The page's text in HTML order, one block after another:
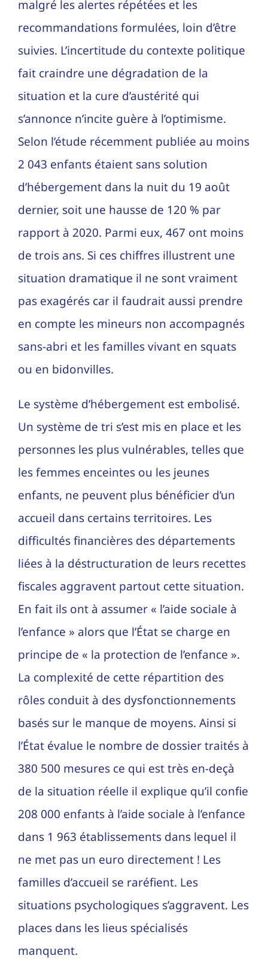
malgré les alertes répétées et les
recommandations formulées, loin d’être
suivies. L’incertitude du contexte politique
fait craindre une dégradation de la
situation et la cure d’austérité qui
s’annonce n’incite guère à l’optimisme.
Selon l’étude récemment publiée au moins
2 043 enfants étaient sans solution
d’hébergement dans la nuit du 19 août
dernier, soit une hausse de 120 % par
rapport à 2020. Parmi eux, 467 ont moins
de trois ans. Si ces chiffres illustrent une
situation dramatique il ne sont vraiment
pas exagérés car il faudrait aussi prendre
en compte les mineurs non accompagnés
sans-abri et les familles vivant en squats
ou en bidonvilles.
Le système d’hébergement est embolisé.
Un système de tri s’est mis en place et les
personnes les plus vulnérables, telles que
les femmes enceintes ou les jeunes
enfants, ne peuvent plus bénéficier d’un
accueil dans certains territoires. Les
difficultés financières des départements
liées à la déstructuration de leurs recettes
fiscales aggravent partout cette situation.
En fait ils ont à assumer « l’aide sociale à
l’enfance » alors que l’État se charge en
principe de « la protection de l’enfance ».
La complexité de cette répartition des
rôles conduit à des dysfonctionnements
basés sur le manque de moyens. Ainsi si
l’État évalue le nombre de dossier traités à
380 500 mesures ce qui est très en-deçà
de la situation réelle il explique qu’il confie
208 000 enfants à l’aide sociale à l’enfance
dans 1 963 établissements dans lequel il
ne met pas un euro directement ! Les
familles d’accueil se raréfient. Les
situations psychologiques s’aggravent. Les
places dans les lieus spécialisés
manquent.